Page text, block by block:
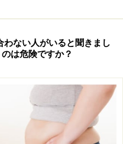
わない人がいると聞きまし
は危険ですか？